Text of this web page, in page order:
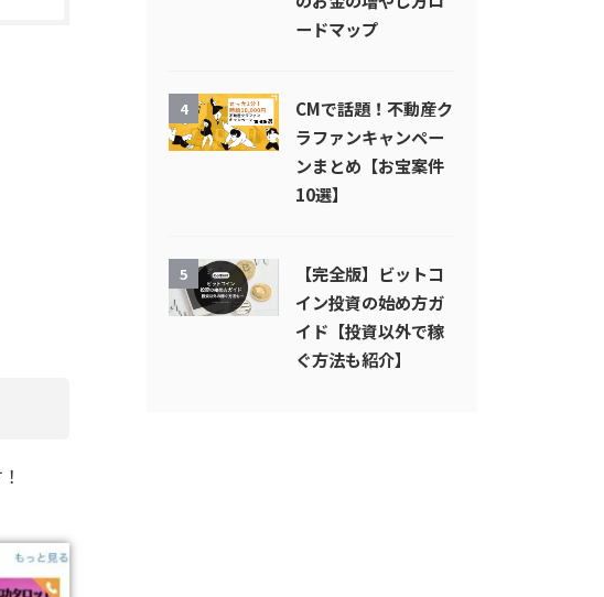
ードマップ
4
CMで話題！不動産ク
ラファンキャンペー
ンまとめ【お宝案件
10選】
5
【完全版】ビットコ
イン投資の始め方ガ
イド【投資以外で稼
ぐ方法も紹介】